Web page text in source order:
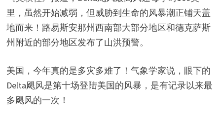
里，虽然开始减弱，但威胁到生命的风暴潮正铺天盖
地而来！路易斯安那州西南部大部分地区和德克萨斯
州附近的部分地区发布了山洪预警。
美国，今年真的是多灾多难了！气象学家说，眼下的
Delta飓风是第十场登陆美国的风暴，是有记录以来最
多飓风的一次！